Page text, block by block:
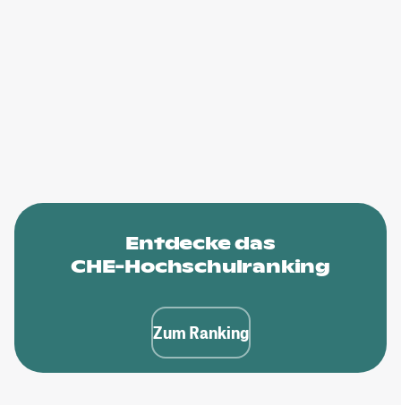
Entdecke das
CHE-Hochschulranking
Zum Ranking